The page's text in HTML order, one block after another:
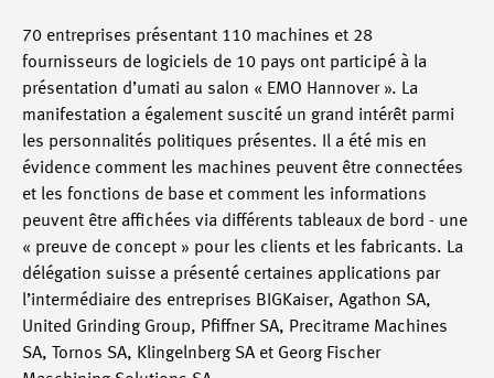
70 entreprises présentant 110 machines et 28
fournisseurs de logiciels de 10 pays ont participé à la
présentation d’umati au salon « EMO Hannover ». La
manifestation a également suscité un grand intérêt parmi
les personnalités politiques présentes. Il a été mis en
évidence comment les machines peuvent être connectées
et les fonctions de base et comment les informations
peuvent être affichées via différents tableaux de bord - une
« preuve de concept » pour les clients et les fabricants. La
délégation suisse a présenté certaines applications par
l’intermédiaire des entreprises BIGKaiser, Agathon SA,
United Grinding Group, Pfiffner SA, Precitrame Machines
SA, Tornos SA, Klingelnberg SA et Georg Fischer